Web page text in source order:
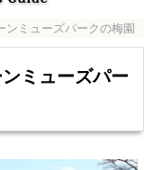
ミューズパークの梅園
ミューズパー